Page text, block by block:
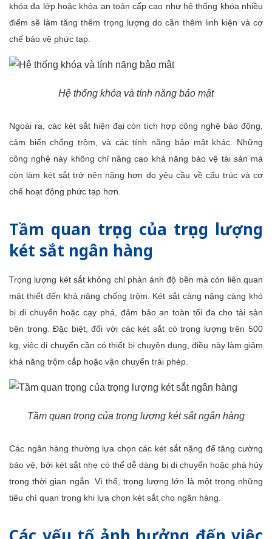
khóa đa lớp hoặc khóa an toàn cấp cao như hệ thống khóa nhiều
điểm sẽ làm tăng thêm trọng lượng do cần thêm linh kiện và cơ
chế bảo vệ phức tạp.
Hệ thống khóa và tính năng bảo mật
Ngoài ra, các két sắt hiện đại còn tích hợp công nghệ báo động,
cảm biến chống trộm, và các tính năng bảo mật khác. Những
công nghệ này không chỉ nâng cao khả năng bảo vệ tài sản mà
còn làm két sắt trở nên nặng hơn do yêu cầu về cấu trúc và cơ
chế hoạt động phức tạp hơn.
Tầm quan trọng của trọng lượng
két sắt ngân hàng
Trọng lượng két sắt không chỉ phản ánh độ bền mà còn liên quan
mật thiết đến khả năng chống trộm. Két sắt càng nặng càng khó
bị di chuyển hoặc cạy phá, đảm bảo an toàn tối đa cho tài sản
bên trong. Đặc biệt, đối với các két sắt có trọng lượng trên 500
kg, việc di chuyển cần có thiết bị chuyên dụng, điều này làm giảm
khả năng trộm cắp hoặc vận chuyển trái phép.
Tầm quan trọng của trọng lượng két sắt ngân hàng
Các ngân hàng thường lựa chọn các két sắt nặng để tăng cường
bảo vệ, bởi két sắt nhẹ có thể dễ dàng bị di chuyển hoặc phá hủy
trong thời gian ngắn. Vì thế, trọng lượng lớn là một trong những
tiêu chí quan trọng khi lựa chọn két sắt cho ngân hàng.